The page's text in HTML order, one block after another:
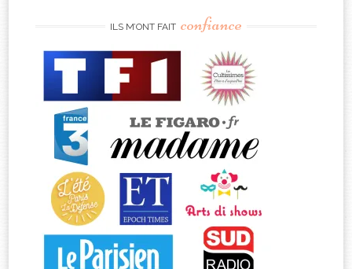
ILS M’ONT FAIT confiance